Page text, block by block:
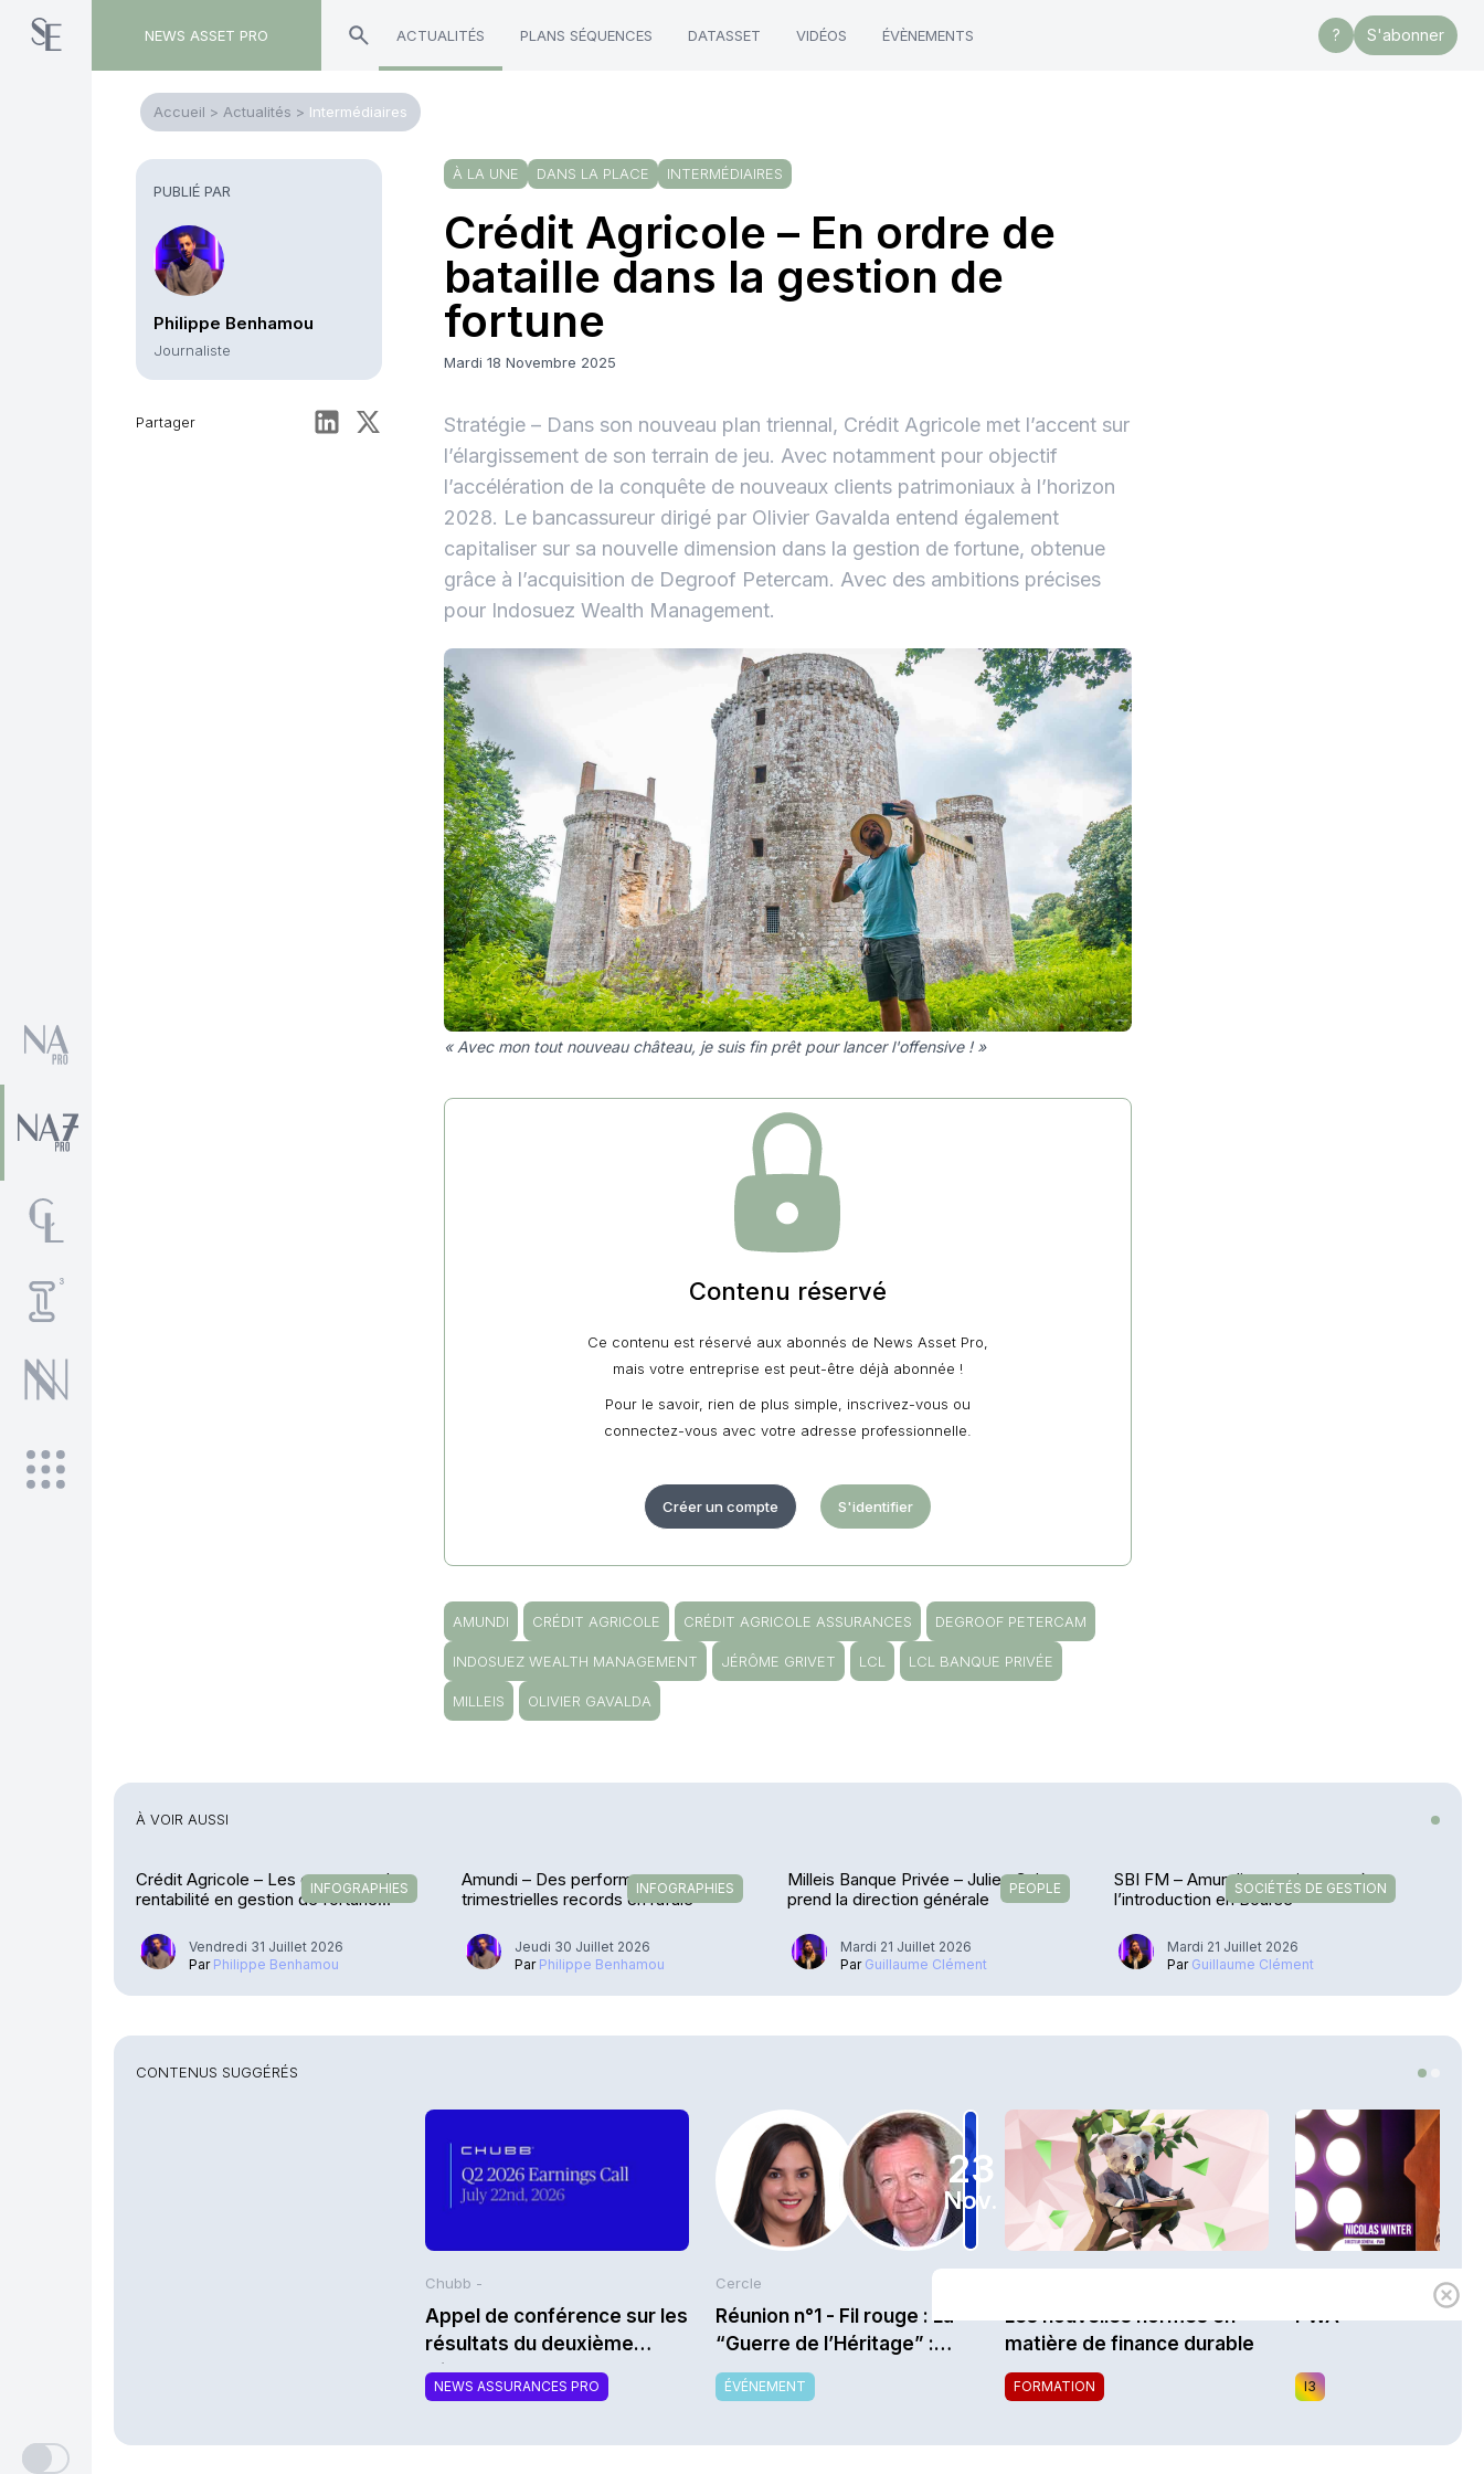
NEWS ASSET PRO ACTUALITÉS PLANS SÉQUENCES DATASSET VIDÉOS ÉVÈNEMENTS ? S'abonner
Accueil > Actualités > Intermédiaires
PUBLIÉ PAR
Philippe Benhamou
Journaliste
Partager
À LA UNE DANS LA PLACE INTERMÉDIAIRES
Crédit Agricole – En ordre de
bataille dans la gestion de
fortune
Mardi 18 Novembre 2025
Stratégie – Dans son nouveau plan triennal, Crédit Agricole met l’accent sur
l’élargissement de son terrain de jeu. Avec notamment pour objectif
l’accélération de la conquête de nouveaux clients patrimoniaux à l’horizon
2028. Le bancassureur dirigé par Olivier Gavalda entend également
capitaliser sur sa nouvelle dimension dans la gestion de fortune, obtenue
grâce à l’acquisition de Degroof Petercam. Avec des ambitions précises
pour Indosuez Wealth Management.
« Avec mon tout nouveau château, je suis fin prêt pour lancer l'offensive ! »
Contenu réservé
Ce contenu est réservé aux abonnés de News Asset Pro,
mais votre entreprise est peut-être déjà abonnée !
Pour le savoir, rien de plus simple, inscrivez-vous ou
connectez-vous avec votre adresse professionnelle.
Créer un compte S'identifier
AMUNDI CRÉDIT AGRICOLE CRÉDIT AGRICOLE ASSURANCES DEGROOF PETERCAM
INDOSUEZ WEALTH MANAGEMENT JÉRÔME GRIVET LCL LCL BANQUE PRIVÉE
MILLEIS OLIVIER GAVALDA
À VOIR AUSSI
INFOGRAPHIES
Crédit Agricole – Les encours et la
rentabilité en gestion de fortune
Vendredi 31 Juillet 2026
Par Philippe Benhamou
INFOGRAPHIES
Amundi – Des performances
trimestrielles records en rafale
Jeudi 30 Juillet 2026
Par Philippe Benhamou
PEOPLE
Milleis Banque Privée – Julien Calvar
prend la direction générale
Mardi 21 Juillet 2026
Par Guillaume Clément
SOCIÉTÉS DE GESTION
SBI FM – Amundi se projette après
l’introduction en Bourse
Mardi 21 Juillet 2026
Par Guillaume Clément
CONTENUS SUGGÉRÉS
Chubb -
Appel de conférence sur les
résultats du deuxième
trimestre 2026 de Chubb
Limited
NEWS ASSURANCES PRO
23
Nov.
Cercle
Réunion n°1 - Fil rouge : La
“Guerre de l’Héritage” :
comment capter le
transfert de richesse
ÉVÉNEMENT
Les nouvelles normes en
matière de finance durable
FORMATION
PWA
I3